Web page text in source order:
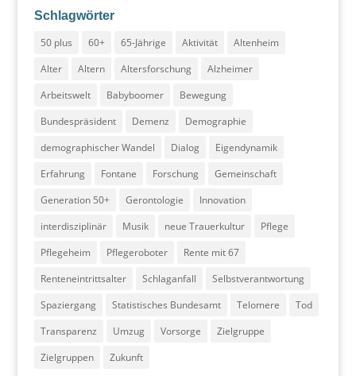
Schlagwörter
50 plus
60+ 65-Jährige Aktivität
Altenheim
Alter
Altern Altersforschung
Alzheimer
Arbeitswelt
Babyboomer
Bewegung
Bundespräsident
Demenz
Demographie
demographischer Wandel
Dialog
Eigendynamik
Erfahrung
Fontane Forschung
Gemeinschaft
Generation 50+
Gerontologie
Innovation
interdisziplinär
Musik neue Trauerkultur
Pflege
Pflegeheim
Pflegeroboter
Rente mit 67
Renteneintrittsalter
Schlaganfall
Selbstverantwortung
Spaziergang
Statistisches Bundesamt Telomere
Tod
Transparenz
Umzug Vorsorge
Zielgruppe
Zielgruppen
Zukunft